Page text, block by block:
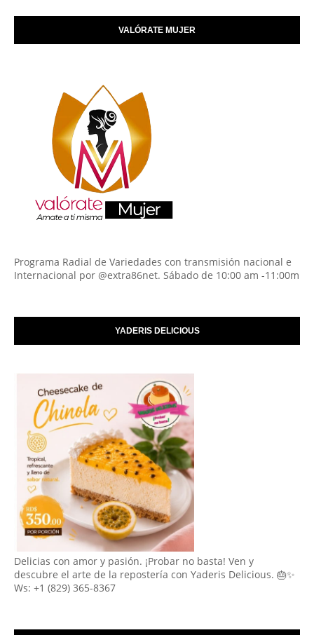
VALÓRATE MUJER
Programa Radial de Variedades con transmisión nacional e
Internacional por @extra86net. Sábado de 10:00 am -11:00m
YADERIS DELICIOUS
Delicias con amor y pasión. ¡Probar no basta! Ven y
descubre el arte de la repostería con Yaderis Delicious. 🎂✨
Ws: +1 (829) 365-8367